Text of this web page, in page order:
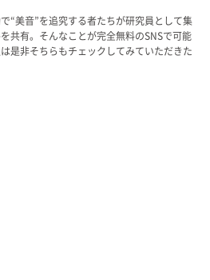
“美音”を追究する者たちが研究員として集
共有。そんなことが完全無料のSNSで可能
是非そちらもチェックしてみていただきた